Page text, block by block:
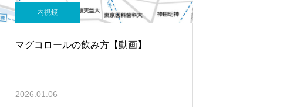
内視鏡
マグコロールの飲み方【動画】
2026.01.06